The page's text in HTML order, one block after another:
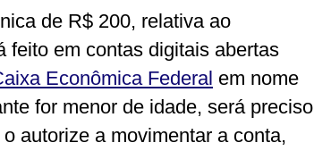
de R$ 200, relativa ao
feito em contas digitais abertas
Econômica Federal em nome
for menor de idade, será preciso
autorize a movimentar a conta,